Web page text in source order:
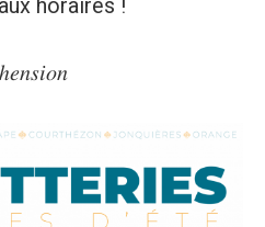
horaires !